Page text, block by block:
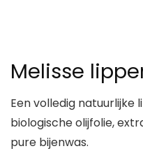
Melisse
Een volledig
biologische olijfolie,
pure bijenwas.